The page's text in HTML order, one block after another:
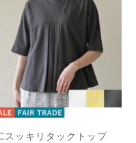
スッキリタックトップ